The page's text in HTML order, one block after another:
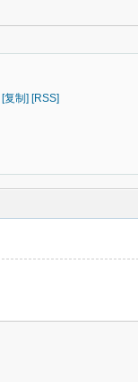
[复制] [RSS]